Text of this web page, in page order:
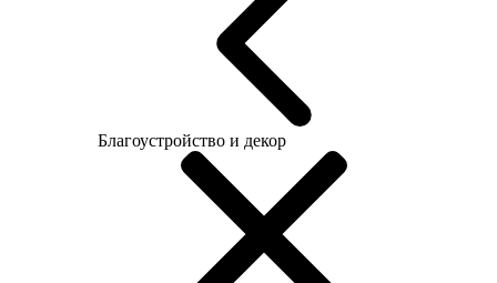
Благоустройство и декор